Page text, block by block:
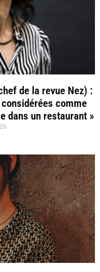
de la revue Nez) :
comme
dans un restaurant »